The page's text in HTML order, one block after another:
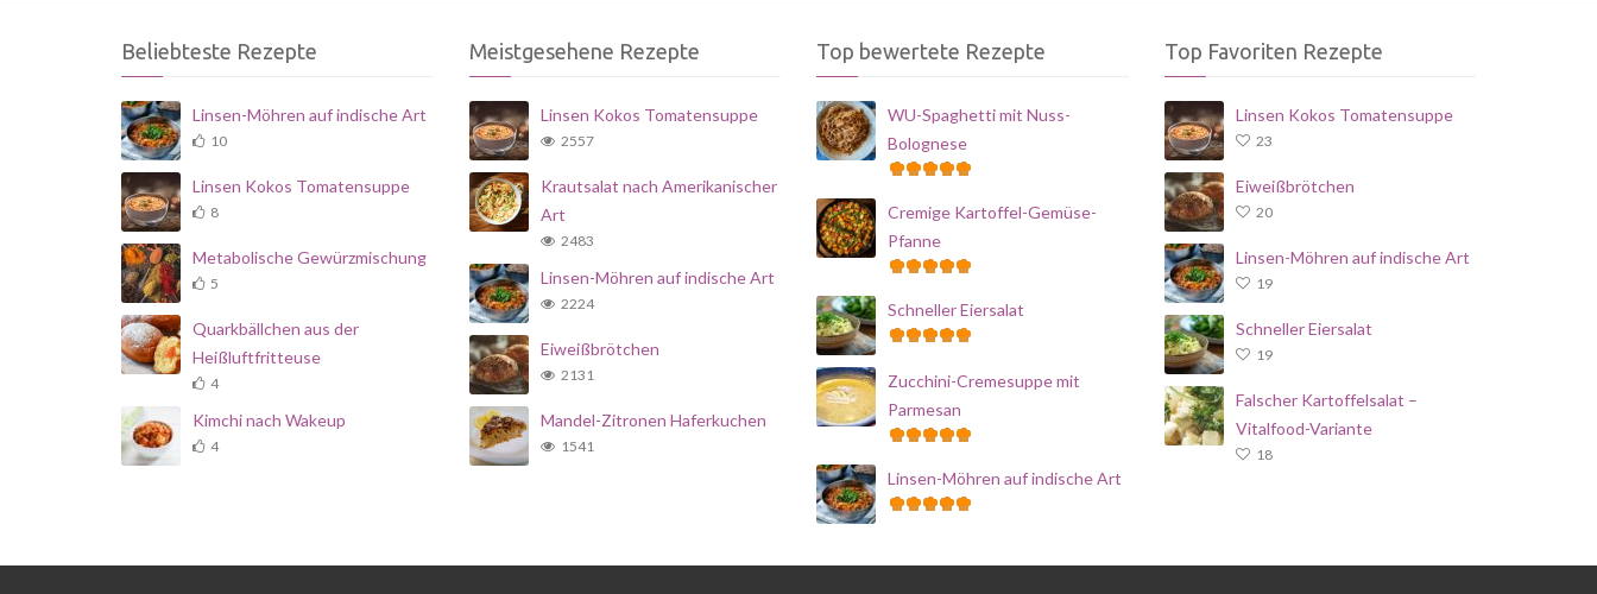
Beliebteste Rezepte
Linsen-Möhren auf indische Art
10
Linsen Kokos Tomatensuppe
8
Metabolische Gewürzmischung
5
Quarkbällchen aus der
Heißluftfritteuse
4
Kimchi nach Wakeup
4
Meistgesehene Rezepte
Linsen Kokos Tomatensuppe
2557
Krautsalat nach Amerikanischer
Art
2483
Linsen-Möhren auf indische Art
2224
Eiweißbrötchen
2131
Mandel-Zitronen Haferkuchen
1541
Top bewertete Rezepte
WU-Spaghetti mit Nuss-
Bolognese
Cremige Kartoffel-Gemüse-
Pfanne
Schneller Eiersalat
Zucchini-Cremesuppe mit
Parmesan
Linsen-Möhren auf indische Art
Top Favoriten Rezepte
Linsen Kokos Tomatensuppe
23
Eiweißbrötchen
20
Linsen-Möhren auf indische Art
19
Schneller Eiersalat
19
Falscher Kartoffelsalat –
Vitalfood-Variante
18